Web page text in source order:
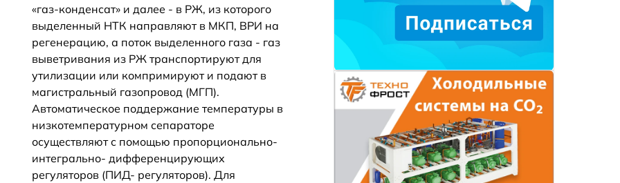
«газ-конденсат» и далее - в РЖ, из которого
выделенный НТК направляют в МКП, ВРИ на
регенерацию, а поток выделенного газа - газ
выветривания из РЖ транспортируют для
утилизации или компримируют и подают в
магистральный газопровод (МГП).
Автоматическое поддержание температуры в
низкотемпературном сепараторе
осуществляют с помощью пропорционально-
интегрально- дифференцирующих
регуляторов (ПИД- регуляторов). Для